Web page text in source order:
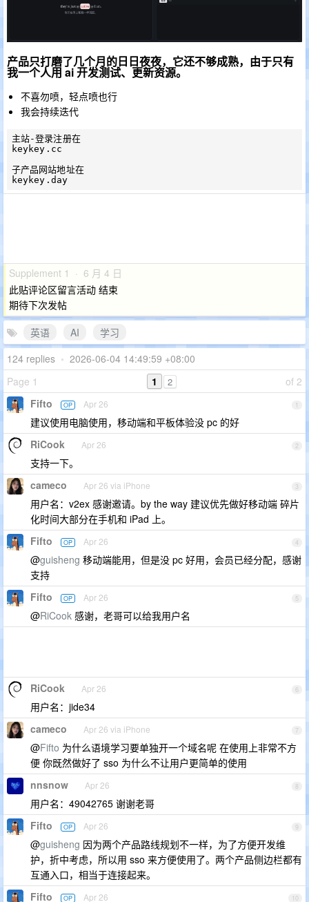
产品只打磨了几个月的日日夜夜，它还不够成熟，由于只有
我一个人用 ai 开发测试、更新资源。
不喜勿喷，轻点喷也行
我会持续迭代
主站-登录注册在
keykey.cc
子产品网站地址在
Supplement 1 · 6 月 4 日
此贴评论区留言活动 结束
期待下次发帖
英语
AI
学习
124 replies • 2026-06-04 14:49:59 +08:00
Page 1
of 2
1 2
1
Fifto OP Apr 26
建议使用电脑使用，移动端和平板体验没 pc 的好
2
RiCook Apr 26
支持一下。
3
cameco Apr 26 via iPhone
用户名：v2ex 感谢邀请。by the way 建议优先做好移动端 碎片
化时间大部分在手机和 iPad 上。
4
Fifto OP Apr 26
@guisheng 移动端能用，但是没 pc 好用，会员已经分配，感谢
支持
5
Fifto OP Apr 26
@RiCook 感谢，老哥可以给我用户名
6
RiCook Apr 26
用户名：jide34
7
cameco Apr 26 via iPhone
@Fifto 为什么语境学习要单独开一个域名呢 在使用上非常不方
便 你既然做好了 sso 为什么不让用户更简单的使用
8
nnsnow Apr 26
用户名：49042765 谢谢老哥
9
Fifto OP Apr 26
@guisheng 因为两个产品路线规划不一样，为了方便开发维
护，折中考虑，所以用 sso 来方便使用了。两个产品侧边栏都有
互通入口，相当于连接起来。
10
Fifto OP Apr 26